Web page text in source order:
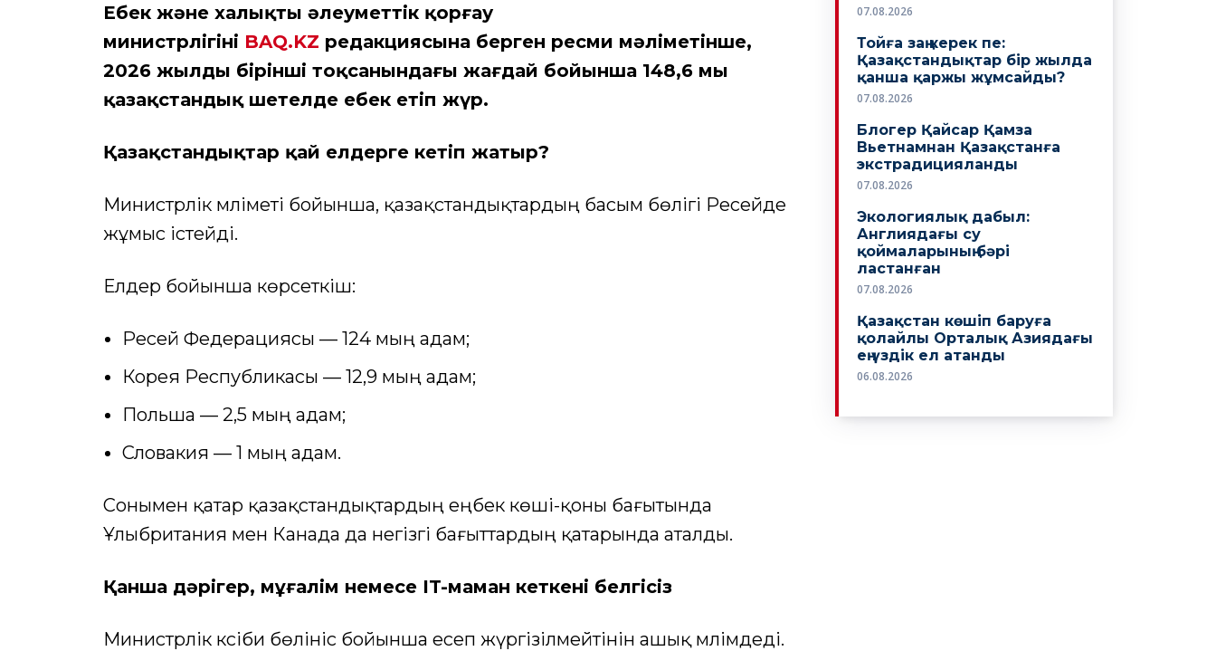
Еңбек және халықты әлеуметтік қорғау
министрлігінің BAQ.KZ редакциясына берген ресми мәліметінше,
2026 жылдың бірінші тоқсанындағы жағдай бойынша 148,6 мың
қазақстандық шетелде еңбек етіп жүр.
Қазақстандықтар қай елдерге кетіп жатыр?
Министрлік мәліметі бойынша, қазақстандықтардың басым бөлігі Ресейде
жұмыс істейді.
Елдер бойынша көрсеткіш:
Ресей Федерациясы — 124 мың адам;
Корея Республикасы — 12,9 мың адам;
Польша — 2,5 мың адам;
Словакия — 1 мың адам.
Сонымен қатар қазақстандықтардың еңбек көші-қоны бағытында
Ұлыбритания мен Канада да негізгі бағыттардың қатарында аталды.
Қанша дәрігер, мұғалім немесе IT-маман кеткені белгісіз
Министрлік кәсіби бөлініс бойынша есеп жүргізілмейтінін ашық мәлімдеді.
07.08.2026
Тойға заң керек пе:
Қазақстандықтар бір жылда
қанша қаржы жұмсайды?
07.08.2026
Блогер Қайсар Қамза
Вьетнамнан Қазақстанға
экстрадицияланды
07.08.2026
Экологиялық дабыл:
Англиядағы су
қоймаларының бәрі
ластанған
07.08.2026
Қазақстан көшіп баруға
қолайлы Орталық Азиядағы
ең үздік ел атанды
06.08.2026